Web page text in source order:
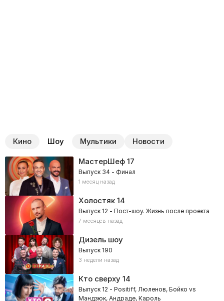
Кино Шоу Мультики Новости
МастерШеф17
Выпуск 34 - Финал
1 месяц назад
Холостяк14
Выпуск 12 - Пост-шоу. Жизнь после проекта
7 месяцев назад
Дизель шоу
Выпуск 190
3 недели назад
Кто сверху14
Выпуск 12 - Positiff, Люленов, Бойко vs
Мандзюк, Андраде, Кароль